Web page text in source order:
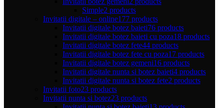
Simple2 products
Invitatii digitale – online177 products
Invitatii digitale botez baieti76 products
Invitatii digitale botez baieti cu poza18 products
Invitatii digitale botez fete44 products
Invitatii digitale botez fete cu poza17 products
Invitatii digitale botez gemeni16 products
Invitatii digitale nunta si botez baieti4 products
Invitatii digitale nunta si botez fete2 products
Invitatii foto23 products
Invitatii nunta si botez23 products